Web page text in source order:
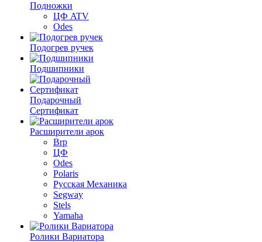
Подножки
ЦФ ATV
Odes
Подогрев ручек
Подшипники
Подарочный
Сертификат
Расширители арок
Brp
ЦФ
Odes
Polaris
Русская Механика
Segway
Stels
Yamaha
Ролики Вариатора